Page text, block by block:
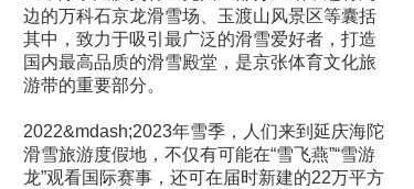
边的万科石京龙滑雪场、玉渡山风景区等囊括
其中，致力于吸引最广泛的滑雪爱好者，打造
国内最高品质的滑雪殿堂，是京张体育文化旅
游带的重要部分。
2022&mdash;2023年雪季，人们来到延庆海陀
滑雪旅游度假地，不仅有可能在“雪飞燕”“雪游
龙”观看国际赛事，还可在届时新建的22万平方